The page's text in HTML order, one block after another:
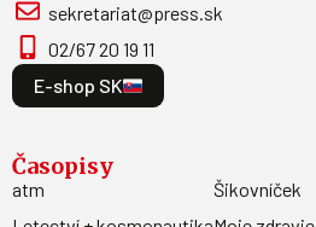
sekretariat@press.sk
02/67 20 19 11
E-shop SK
Časopisy
atm
Šikovníček